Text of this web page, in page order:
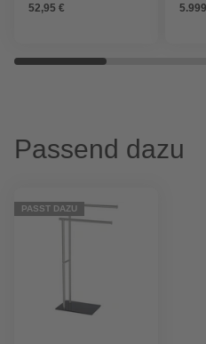
52,95 €
Passend dazu
PASST DAZU